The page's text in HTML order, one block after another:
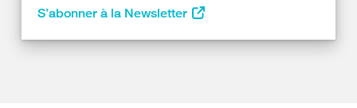
S’abonner à la Newsletter